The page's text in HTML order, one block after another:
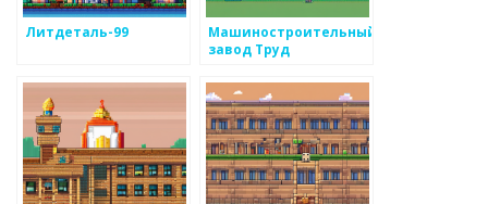
Литдеталь-99
Машиностроительный
завод Труд